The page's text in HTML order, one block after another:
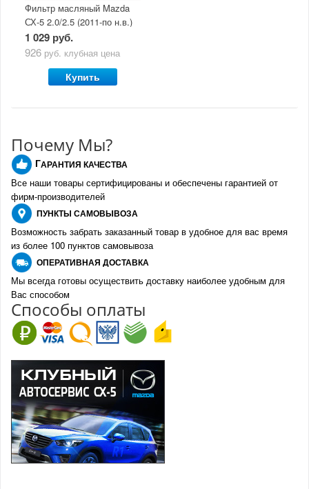
Фильтр масляный Mazda
СХ-5 2.0/2.5 (2011-по н.в.)
1 029 руб.
926 руб. клубная цена
Купить
Почему Мы?
ГАРАНТИЯ КАЧЕСТВА
Все наши товары сертифицированы и обеспечены гарантией от
фирм-производителей
ПУНКТЫ САМОВЫВОЗА
Возможность забрать заказанный товар в удобное для вас время
из более 100 пунктов самовывоза
ОПЕРАТИВНАЯ ДОСТАВКА
Мы всегда готовы осуществить доставку наиболее удобным для
Вас способом
Способы оплаты